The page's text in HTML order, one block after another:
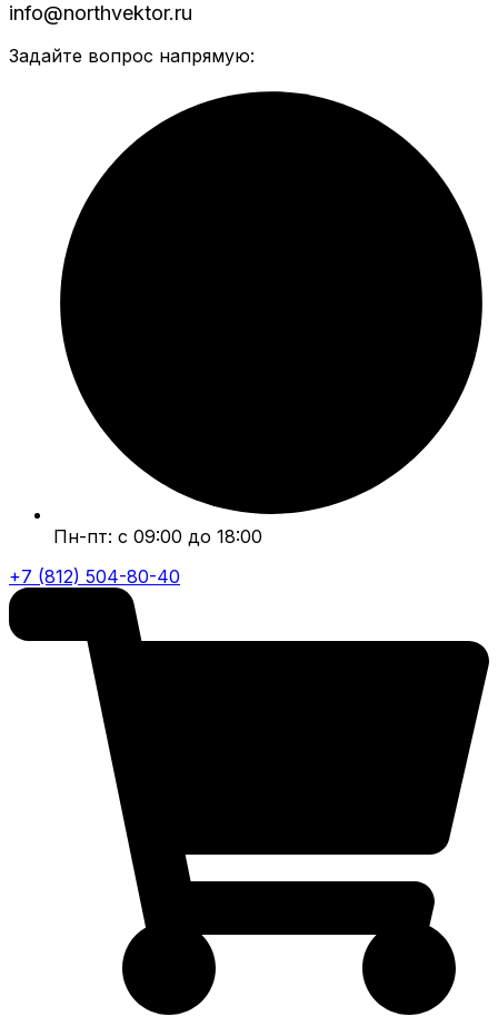
info@northvektor.ru
Задайте вопрос напрямую:
Пн-пт: с 09:00 до 18:00
+7 (812) 504-80-40